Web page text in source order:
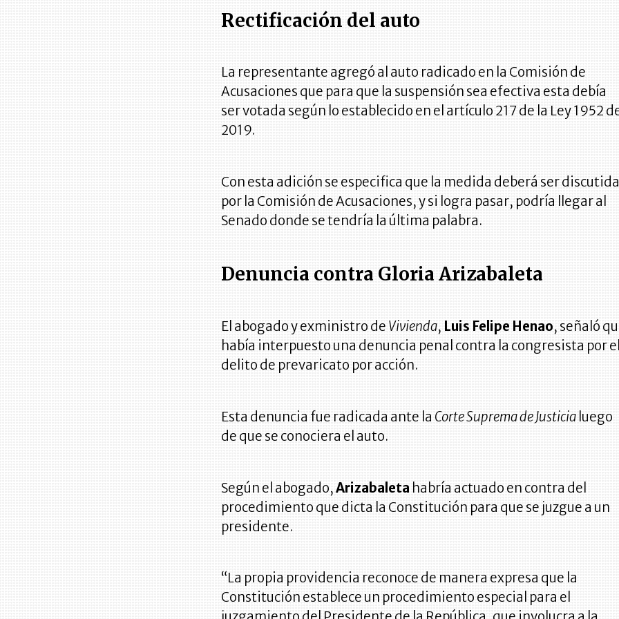
Rectificación del auto
La representante agregó al auto radicado en la Comisión de
Acusaciones que para que la suspensión sea efectiva esta debía
ser votada según lo establecido en el artículo 217 de la Ley 1952
2019.
Con esta adición se especifica que la medida deberá ser
por la Comisión de Acusaciones, y si logra pasar, podría llegar al
Senado donde se tendría la última palabra.
Denuncia contra Gloria Arizabaleta
El abogado y exministro de Vivienda, Luis Felipe Henao, señaló
había interpuesto una denuncia penal contra la congresista por
delito de prevaricato por acción.
Esta denuncia fue radicada ante la Corte Suprema de Justicia luego
de que se conociera el auto.
Según el abogado,Arizabaleta habría actuado en contra del
procedimiento que dicta la Constitución para que se juzgue a un
presidente.
“La propia providencia reconoce de manera expresa que la
Constitución establece un procedimiento especial para el